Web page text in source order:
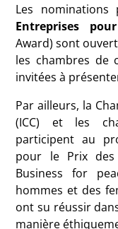
Les nominations
Entreprises
Award) sont
les chambres de
invitées à
Par ailleurs, la
(ICC) et les
participent au
pour le Prix des
Business for
hommes et des
ont su réussir
manière